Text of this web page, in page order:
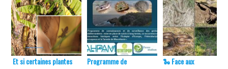
Et si certaines plantes
Programme de
🐍 Face aux